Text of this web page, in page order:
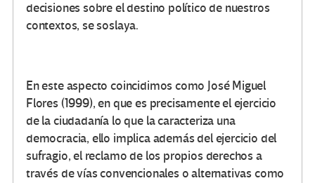
decisiones sobre el destino político de nuestros
contextos, se soslaya.
En este aspecto coincidimos como José Miguel
Flores (1999), en que es precisamente el ejercicio
de la ciudadanía lo que la caracteriza una
democracia, ello implica además del ejercicio del
sufragio, el reclamo de los propios derechos a
través de vías convencionales o alternativas como